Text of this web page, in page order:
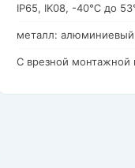
IP65, IK08, -40℃ до
металл: алюминиевый
С врезной монтажной